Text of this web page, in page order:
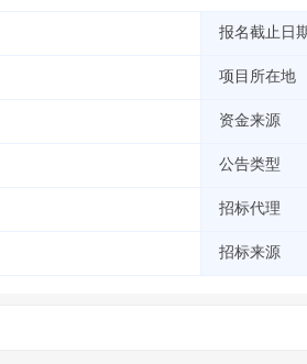
报名截止日
项目所在地
资金来源
公告类型
招标代理
招标来源